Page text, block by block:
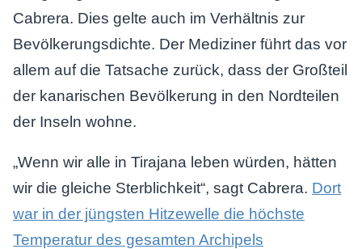
Cabrera. Dies gelte auch im Verhältnis zur
Bevölkerungsdichte. Der Mediziner führt das vor
allem auf die Tatsache zurück, dass der Großteil
der kanarischen Bevölkerung in den Nordteilen
der Inseln wohne.
„Wenn wir alle in Tirajana leben würden, hätten
wir die gleiche Sterblichkeit“, sagt Cabrera. Dort
war in der jüngsten Hitzewelle die höchste
Temperatur des gesamten Archipels